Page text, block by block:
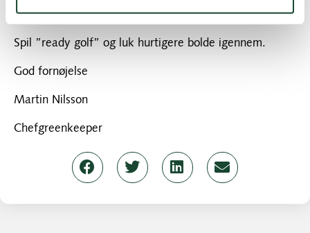
Anvend divotmix på fairways
Spil ”ready golf” og luk hurtigere bolde igennem.
God fornøjelse
Martin Nilsson
Chefgreenkeeper